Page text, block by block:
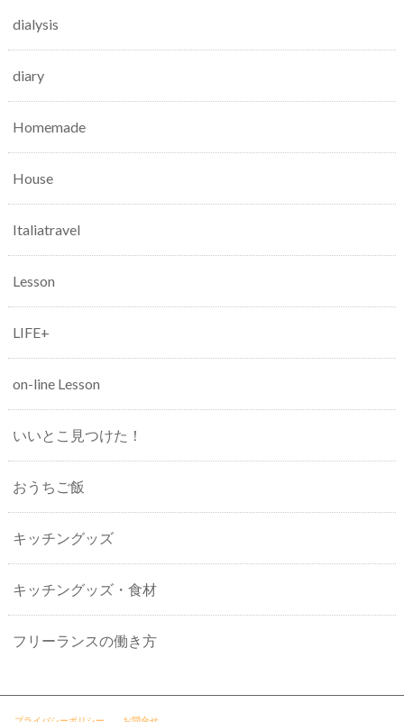
dialysis
diary
Homemade
House
Italiatravel
Lesson
LIFE+
on-line Lesson
いいとこ見つけた！
おうちご飯
キッチングッズ
キッチングッズ・食材
フリーランスの働き方